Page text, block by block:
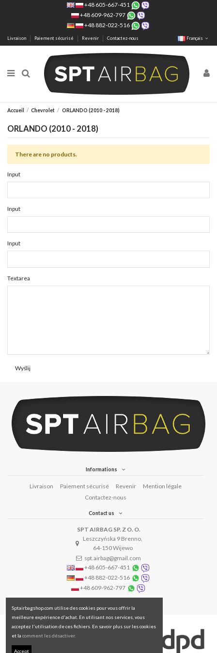
+48 605-667-451
+48 609-962-797
+48 882-022-516
Livraison Paiement sécurisé Revenir Contactez-nous Français
Accueil Chevrolet ORLANDO (2010 - 2018)
ORLANDO (2010 - 2018)
There are no products.
Input
Input
Input
Textarea
Wyślij
Informations
Livraison Paiement sécurisé Revenir
Mention légale
Contactez-nous
Contact us
SPT AIRBAG SP. Z O. O.
Leszczyńska 9 Brenno,
64-150 Wijewo
spt.airbag@gmail.com
+48 605-667-451
+48 882-022-516
+48 609-962-797
Sptairbagshop.com utilise des cookies pour vous offrir la
meilleure expérience d'achat. En utilisant nos services, vous
acceptez l'utilisation de ces fichiers. En savoir plus sur les cookies
et la comment les désactiver.
Accept